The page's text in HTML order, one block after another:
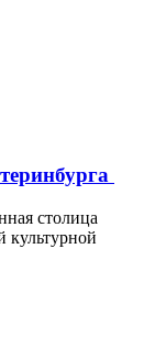
столица
культурной